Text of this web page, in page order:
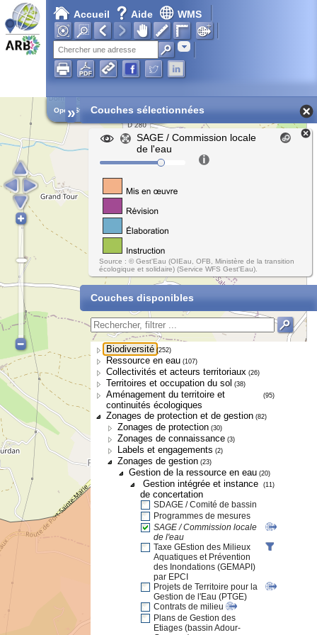
Accueil Aide WMS
Adresse
Chargement en cours...
Open Street Map
» Couches sélectionnées
SAGE / Commission locale
de l'eau
Source : © Gest'Eau (OIEau, OFB, Ministère de la transition
écologique et solidaire) (Service WFS Gest'Eau).
Couches disponibles
Biodiversité (252)
Ressource en eau (107)
Collectivités et acteurs territoriaux (26)
Territoires et occupation du sol (38)
Aménagement du territoire et
continuités écologiques
(95)
Zonages de protection et de gestion (82)
Zonages de protection (30)
Zonages de connaissance (3)
Labels et engagements (2)
Zonages de gestion (23)
Gestion de la ressource en eau (20)
Gestion intégrée et instance
de concertation
(11)
SDAGE / Comité de bassin
Programmes de mesures
SAGE / Commission locale
de l'eau
Taxe GEstion des Milieux
Aquatiques et Prévention
des Inondations (GEMAPI)
par EPCI
Projets de Territoire pour la
Gestion de l'Eau (PTGE)
Contrats de milieu
Plans de Gestion des
Etiages (bassin Adour-